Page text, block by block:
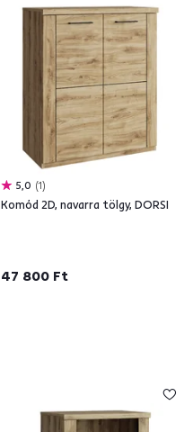
5,0 1
Komód 2D, navarra tölgy, DORSI
47 800 Ft